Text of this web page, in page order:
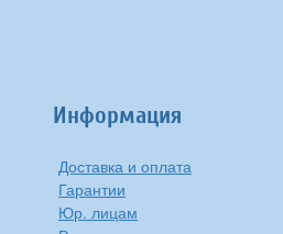
Информация
Доставка и оплата
Гарантии
Юр. лицам